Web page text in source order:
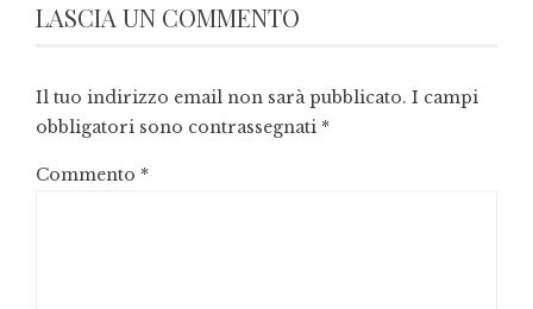
LASCIA UN COMMENTO
Il tuo indirizzo email non sarà pubblicato. I campi
obbligatori sono contrassegnati *
Commento *